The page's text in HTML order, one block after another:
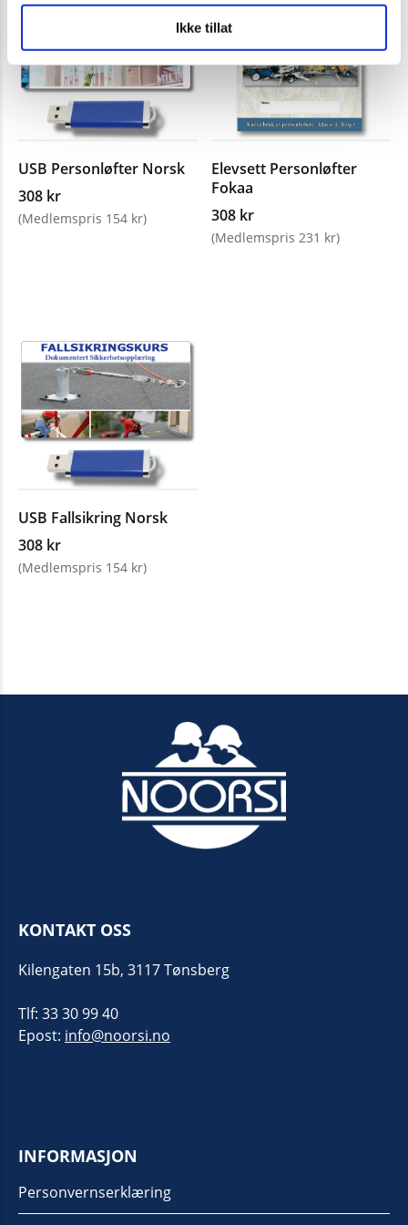
Ikke tillat
USB Personløfter Norsk
308 kr
(Medlemspris 154 kr)
Elevsett Personløfter
Fokaa
308 kr
(Medlemspris 231 kr)
USB Fallsikring Norsk
308 kr
(Medlemspris 154 kr)
KONTAKT OSS
Kilengaten 15b, 3117 Tønsberg
Tlf: 33 30 99 40
Epost: info@noorsi.no
INFORMASJON
Personvernserklæring